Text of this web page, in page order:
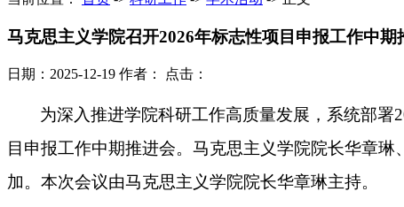
马克思主义学院召开2026年标志性项目申报工作中期
日期：2025-12-19 作者： 点击：
为深入推进学院科研工作高质量发展，系统部署
目申报工作中期推进会。 马克思主义学院院长华章琳
加。 本次会议由马克思主义学院院长华章琳主持。